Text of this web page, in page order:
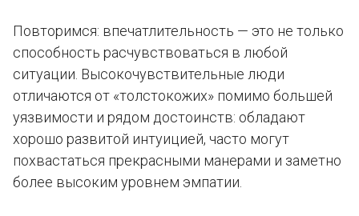
Повторимся: впечатлительность — это не только
способность расчувствоваться в любой
ситуации. Высокочувствительные люди
отличаются от «толстокожих» помимо большей
уязвимости и рядом достоинств: обладают
хорошо развитой интуицией, часто могут
похвастаться прекрасными манерами и заметно
более высоким уровнем эмпатии.